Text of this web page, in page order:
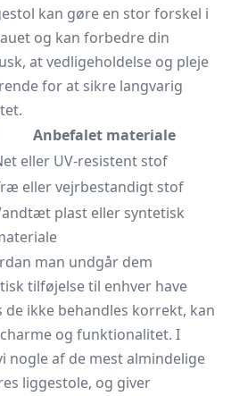
kan gøre en stor forskel i
og kan forbedre din
at vedligeholdelse og pleje
for at sikre langvarig
Anbefalet materiale
eller UV-resistent stof
eller vejrbestandigt stof
plast eller syntetisk
man undgår dem
tilføjelse til enhver have
de ikke behandles korrekt, kan
og funktionalitet. I
af de mest almindelige
liggestole, og giver